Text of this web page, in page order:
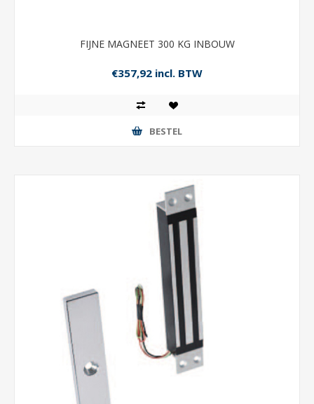
FIJNE MAGNEET 300 KG INBOUW
€357,92 incl. BTW
BESTEL